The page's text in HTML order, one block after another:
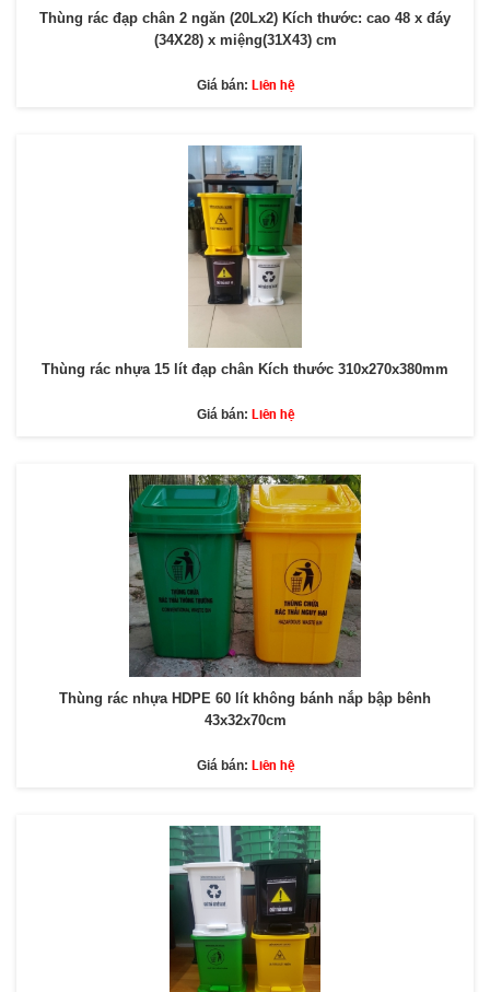
Thùng rác đạp chân 2 ngăn (20Lx2) Kích thước: cao 48 x đáy
(34X28) x miệng(31X43) cm
Giá bán: Liên hệ
Thùng rác nhựa 15 lít đạp chân Kích thước 310x270x380mm
Giá bán: Liên hệ
Thùng rác nhựa HDPE 60 lít không bánh nắp bập bênh
43x32x70cm
Giá bán: Liên hệ